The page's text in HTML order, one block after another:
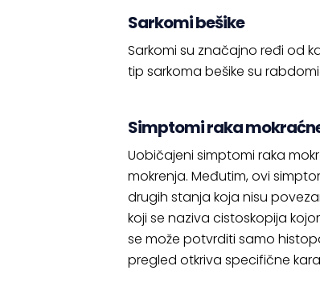
Sarkomi bešike
Sarkomi su značajno ređi od
tip sarkoma bešike su
Simptomi raka
Uobičajeni simptomi raka
mokrenja. Međutim, ovi
drugih stanja koja nisu
koji se naziva cistoskopija
se može potvrditi samo
pregled otkriva specifične